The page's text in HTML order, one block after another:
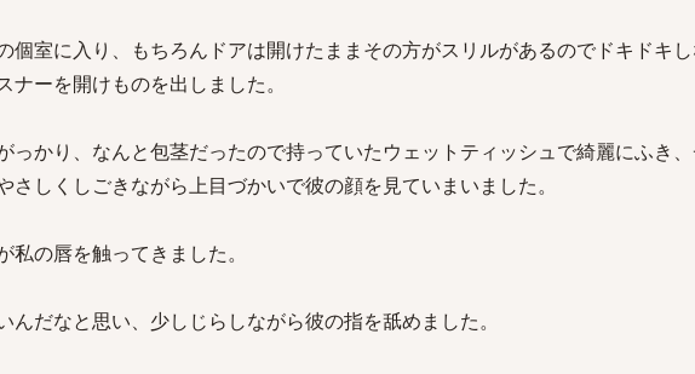
個室に入り、もちろんドアは開けたままその方がスリルがあるのでドキドキ
ナーを開けものを出しました。
っかり、なんと包茎だったので持っていたウェットティッシュで綺麗にふき
さしくしごきながら上目づかいで彼の顔を見ていまいました。
私の唇を触ってきました。
んだなと思い、少しじらしながら彼の指を舐めました。